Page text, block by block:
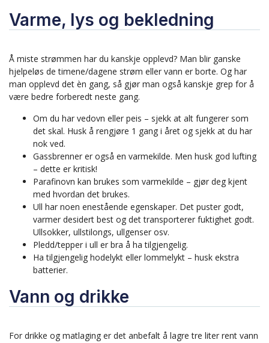
Varme, lys og bekledning
Å miste strømmen har du kanskje opplevd? Man blir ganske
hjelpeløs de timene/dagene strøm eller vann er borte. Og har
man opplevd det èn gang, så gjør man også kanskje grep for å
være bedre forberedt neste gang.
Om du har vedovn eller peis – sjekk at alt fungerer som
det skal. Husk å rengjøre 1 gang i året og sjekk at du har
nok ved.
Gassbrenner er også en varmekilde. Men husk god lufting
– dette er kritisk!
Parafinovn kan brukes som varmekilde – gjør deg kjent
med hvordan det brukes.
Ull har noen enestående egenskaper. Det puster godt,
varmer desidert best og det transporterer fuktighet godt.
Ullsokker, ullstilongs, ullgenser osv.
Pledd/tepper i ull er bra å ha tilgjengelig.
Ha tilgjengelig hodelykt eller lommelykt – husk ekstra
batterier.
Vann og drikke
For drikke og matlaging er det anbefalt å lagre tre liter rent vann